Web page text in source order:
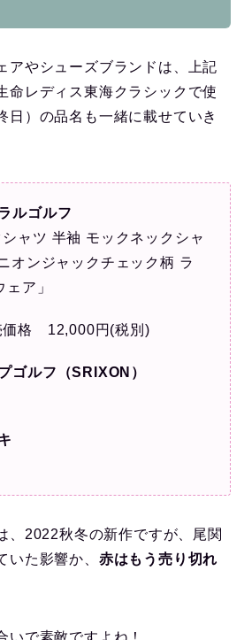
アやシューズブランドは、上記
命レディス東海クラシックで使
日）の品名も一緒に載せていき
ルゴルフ
ャツ 半袖 モックネックシャ
オンジャックチェック柄 ラ
ア」
価格 12,000円(税別)
ゴルフ（SRIXON）
、2022秋冬の新作ですが、尾関
いた影響か、 赤はもう売り切れ
いで素敵ですよね！